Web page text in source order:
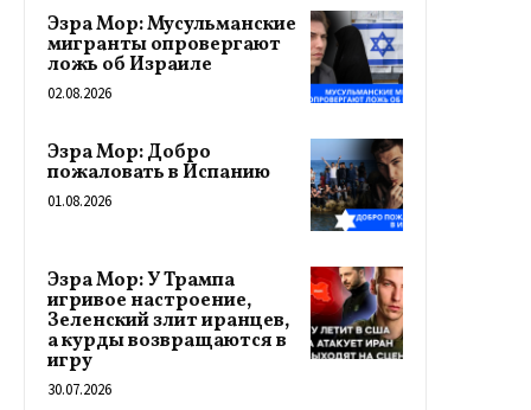
Эзра Мор: Мусульманские
мигранты опровергают
ложь об Израиле
02.08.2026
Эзра Мор: Добро
пожаловать в Испанию
01.08.2026
Эзра Мор: У Трампа
игривое настроение,
Зеленский злит иранцев,
а курды возвращаются в
игру
30.07.2026